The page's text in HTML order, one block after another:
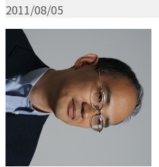
2011/08/05